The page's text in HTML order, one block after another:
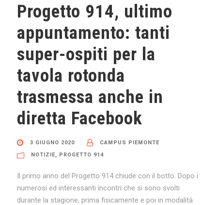
Progetto 914, ultimo
appuntamento: tanti
super-ospiti per la
tavola rotonda
trasmessa anche in
diretta Facebook
3 GIUGNO 2020
CAMPUS PIEMONTE
NOTIZIE, PROGETTO 914
Il primo anno del Progetto 914 chiude con il botto. Dopo i
numerosi ed interessanti incontri che si sono svolti
durante la stagione, prima fisicamente e poi in modalità